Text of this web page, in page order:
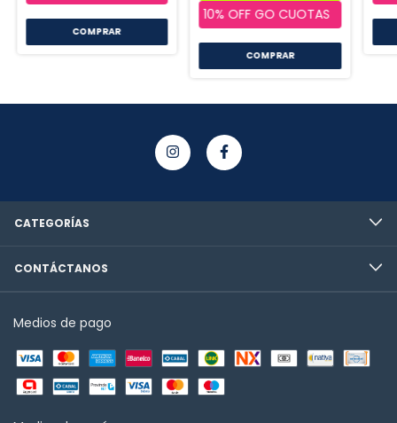
COMPRAR
COMPRAR
CATEGORÍAS
CONTÁCTANOS
Medios de pago